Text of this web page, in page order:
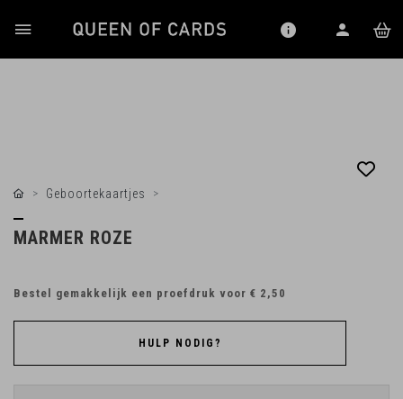
Geboortekaartjes
MARMER ROZE
Bestel gemakkelijk een proefdruk voor € 2,50
HULP NODIG?